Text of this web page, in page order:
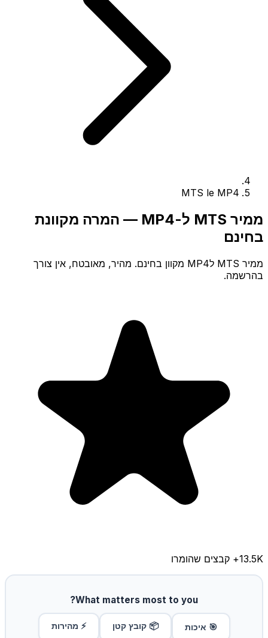
MTS le MP4
ממיר MTS ל-MP4 — המרה מקוונת
בחינם
ממיר MTS לMP4 מקוון בחינם. מהיר, מאובטח, אין צורך
בהרשמה.
13.5K+ קבצים שהומרו
What matters most to you?
🎯 איכות 📦 קובץ קטן ⚡ מהירות